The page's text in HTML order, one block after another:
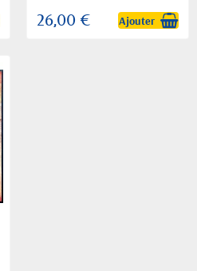
26,00 € Ajouter